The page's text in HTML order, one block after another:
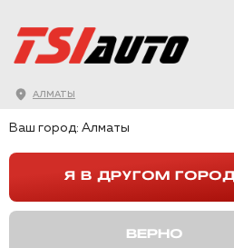
АЛМАТЫ
ШУМОФФ АКУСТИК ЧЕРНЫЙ 1,4М
ШУМОФФ
Ваш город: Алматы
Я В ДРУГОМ
ВЕРНО